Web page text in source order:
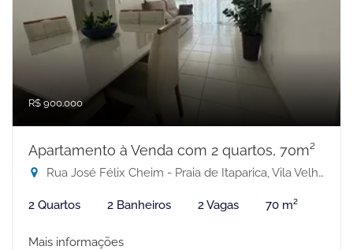
R$ 900.000
Apartamento à Venda com 2 quartos, 70m²
Rua José Félix Cheim - Praia de Itaparica, Vila Velha-ES
2 Quartos 2 Banheiros 2 Vagas 70 m²
Mais informações